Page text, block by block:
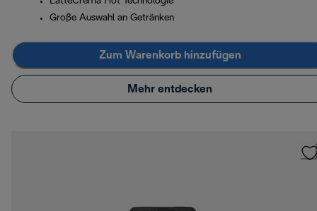
Große Auswahl an Getränken
Zum Warenkorb hinzufügen
Mehr entdecken